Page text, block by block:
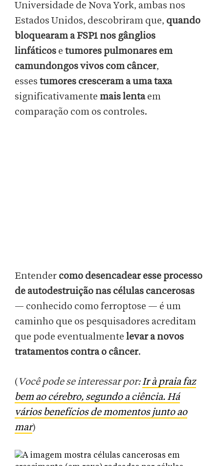
Universidade de Nova York, ambas nos
Estados Unidos, descobriram que, quando
bloquearam a FSP1 nos gânglios
linfáticos e tumores pulmonares em
camundongos vivos com câncer,
esses tumores cresceram a uma taxa
significativamente mais lentaem
comparação com os controles.
Entender como desencadear esse processo
de autodestruição nas células cancerosas
— conhecido como ferroptose — é um
caminho que os pesquisadores acreditam
que pode eventualmente levar a novos
tratamentos contra o câncer.
( Você pode se interessar por:Ir à praia faz
bem ao cérebro, segundo a ciência. Há
vários benefícios de momentos junto ao
mar)